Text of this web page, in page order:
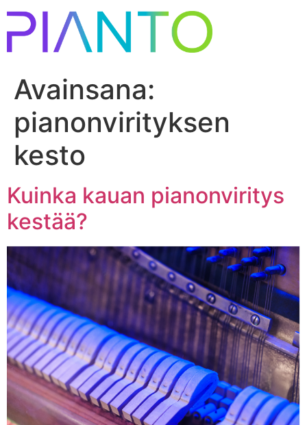
Avainsana:
pianonvirityksen
kesto
Kuinka kauan pianonviritys
kestää?